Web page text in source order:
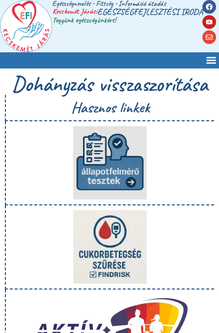
Egészségnevelés • Fittség • Információ átadás
Kecskemét JárásiEGÉSZSÉGFEJLESZTÉSI IRODA
Tegyünk egészségünkért!
Dohányzás visszaszorítása
Hasznos linkek